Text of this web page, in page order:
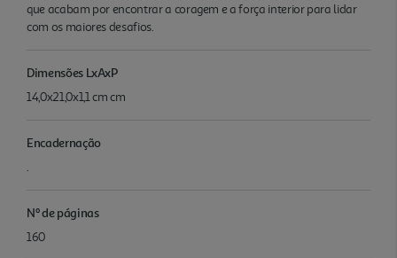
que acabam por encontrar a coragem e a força interior para lidar
com os maiores desafios.
Dimensões LxAxP
14,0x21,0x1,1 cm cm
Encadernação
.
Nº de páginas
160